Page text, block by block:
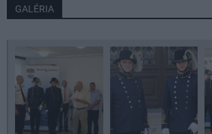
GALÉRIA